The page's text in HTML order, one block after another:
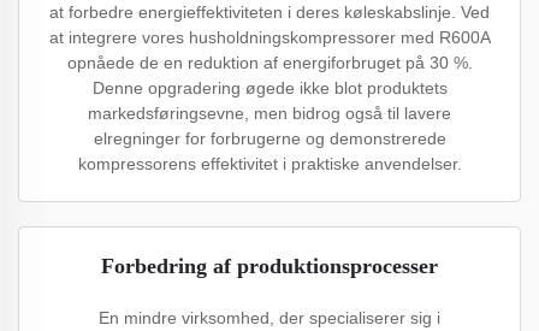
at forbedre energieffektiviteten i deres køleskabslinje. Ved
at integrere vores husholdningskompressorer med R600A
opnåede de en reduktion af energiforbruget på 30 %.
Denne opgradering øgede ikke blot produktets
markedsføringsevne, men bidrog også til lavere
elregninger for forbrugerne og demonstrerede
kompressorens effektivitet i praktiske anvendelser.
Forbedring af produktionsprocesser
En mindre virksomhed, der specialiserer sig i